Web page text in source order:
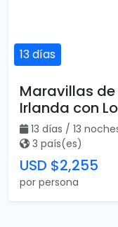
13 días
Maravillas
Irlanda con
13 días / 13
3 país(es)
USD $2,255
por persona